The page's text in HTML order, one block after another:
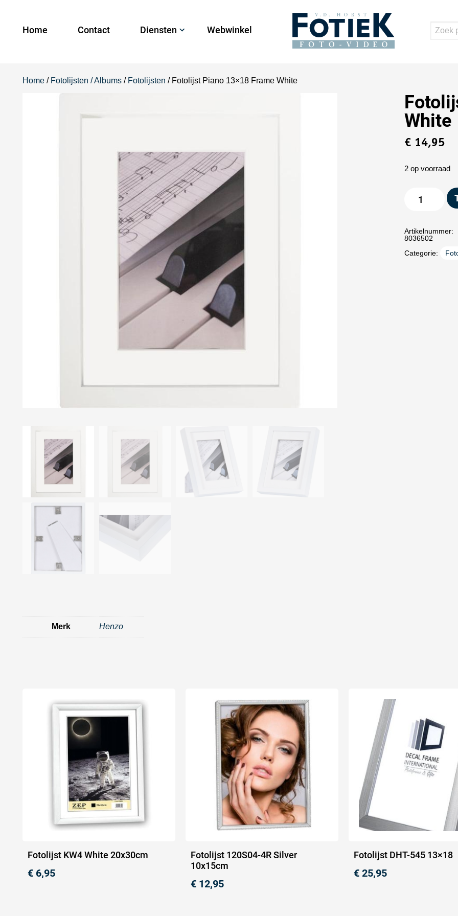
Home Contact Diensten Webwinkel
Home / Fotolijsten / Albums / Fotolijsten / Fotolijst Piano 13×18 Frame White
White
€14,95
2 op voorraad
Artikelnummer:
8036502
Categorie:
Merk Henzo
Fotolijst KW4 White 20x30cm
€ 6,95
Fotolijst 120S04-4R Silver
10x15cm
€ 12,95
Fotolijst DHT-545 13×18
€ 25,95